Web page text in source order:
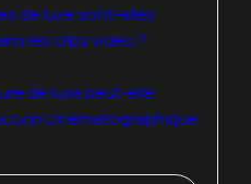
de luxe sont-elles
les clips vidéo ?
de luxe peut-elle
cinématographique